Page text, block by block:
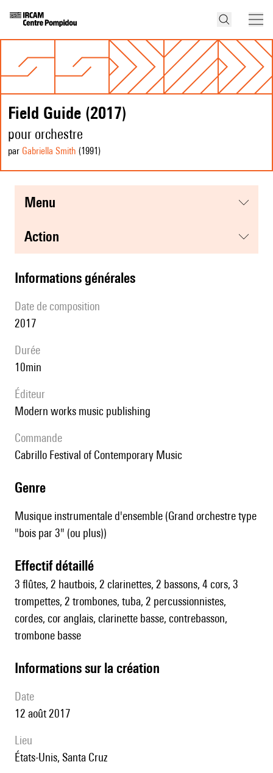
Field Guide (2017)
pour orchestre
par Gabriella Smith (1991 )
menu
action
informations générales
date de composition
2017
durée
10min
éditeur
modern works music publishing
Commande
Cabrillo Festival of Contemporary Music
genre
Musique instrumentale d'ensemble (Grand orchestre type
"bois par 3" (ou plus))
effectif détaillé
3 flûtes, 2 hautbois, 2 clarinettes, 2 bassons, 4 cors, 3
trompettes, 2 trombones, tuba, 2 percussionnistes,
cordes, cor anglais, clarinette basse, contrebasson,
trombone basse
informations sur la création
date
12 août 2017
lieu
États-Unis, Santa Cruz